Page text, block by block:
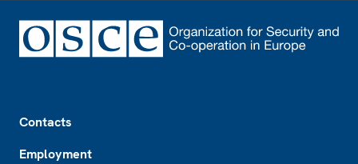
Contacts
Employment